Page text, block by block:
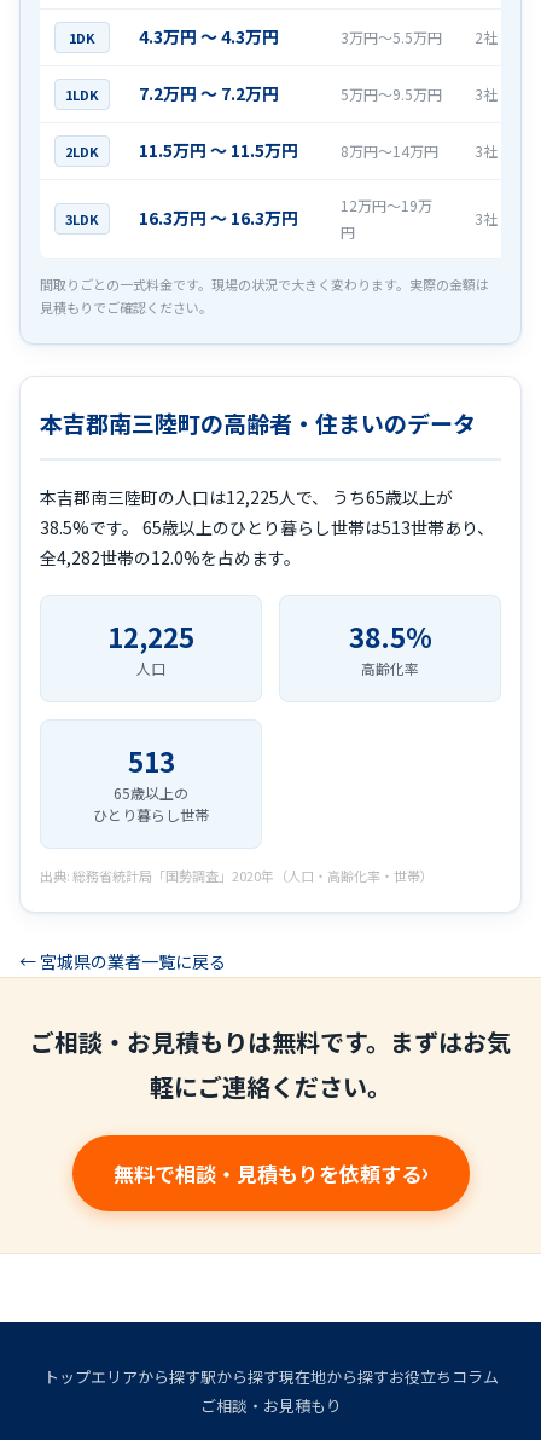
1DK 4.3万円 〜 4.3万円 3万円〜5.5万円 2社
1LDK 7.2万円 〜 7.2万円 5万円〜9.5万円 3社
2LDK 11.5万円 〜 11.5万円 8万円〜14万円 3社
3LDK 16.3万円 〜 16.3万円
12万円〜19万
円
3社
間取りごとの一式料金です。現場の状況で大きく変わります。実際の金額は
見積もりでご確認ください。
本吉郡南三陸町の高齢者・住まいのデータ
本吉郡南三陸町の人口は12,225人で、 うち65歳以上が
38.5%です。 65歳以上のひとり暮らし世帯は513世帯あり、
全4,282世帯の12.0%を占めます。
12,225
人口
38.5%
高齢化率
513
65歳以上の
ひとり暮らし世帯
出典: 総務省統計局「国勢調査」2020年（人口・高齢化率・世帯）
← 宮城県の業者一覧に戻る
ご相談・お見積もりは無料です。まずはお気
軽にご連絡ください。
無料で相談・見積もりを依頼する
トップエリアから探す駅から探す現在地から探すお役立ちコラム
ご相談・お見積もり